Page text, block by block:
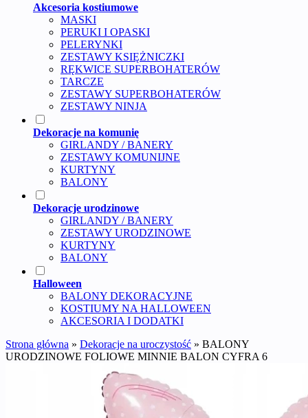
Akcesoria kostiumowe
MASKI
PERUKI I OPASKI
PELERYNKI
ZESTAWY KSIĘŻNICZKI
RĘKWICE SUPERBOHATERÓW
TARCZE
ZESTAWY SUPERBOHATERÓW
ZESTAWY NINJA
Dekoracje na komunię
GIRLANDY / BANERY
ZESTAWY KOMUNIJNE
KURTYNY
BALONY
Dekoracje urodzinowe
GIRLANDY / BANERY
ZESTAWY URODZINOWE
KURTYNY
BALONY
Halloween
BALONY DEKORACYJNE
KOSTIUMY NA HALLOWEEN
AKCESORIA I DODATKI
Strona główna » Dekoracje na uroczystość » BALONY
URODZINOWE FOLIOWE MINNIE BALON CYFRA 6